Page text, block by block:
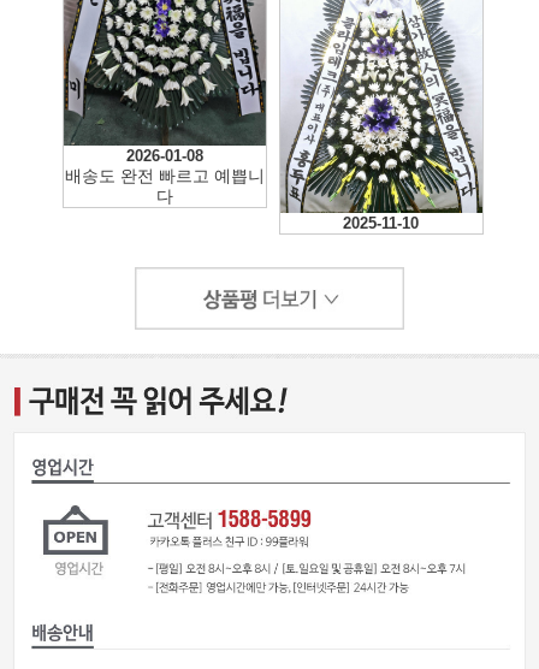
2026-01-08
배송도 완전 빠르고 예쁩니
다
2025-11-10